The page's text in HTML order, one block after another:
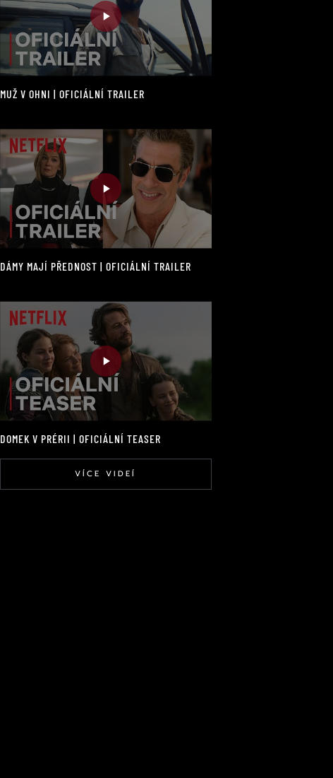
MUŽ V OHNI | OFICIÁLNÍ TRAILER
DÁMY MAJÍ PŘEDNOST | OFICIÁLNÍ TRAILER
DOMEK V PRÉRII | OFICIÁLNÍ TEASER
VÍCE VIDEÍ